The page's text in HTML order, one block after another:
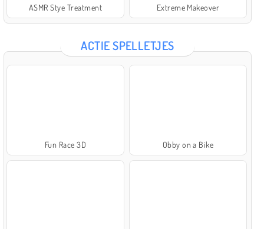
ASMR Stye Treatment Extreme Makeover
ACTIE SPELLETJES
Fun Race 3D Obby on a Bike